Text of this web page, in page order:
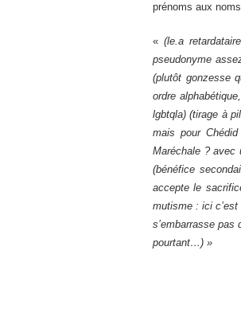
prénoms aux
«(le.a
pseudonyme
(plutôt gonzesse
ordre
lgbtqla) (tirage à
mais pour
Maréchale ? avec
(bénéfice
accepte le
mutisme : ici c’est
s’embarrasse
pourtant…) »